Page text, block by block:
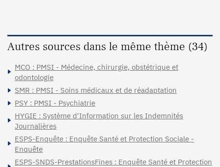
Autres sources dans le même thème (34)
MCO : PMSI - Médecine, chirurgie, obstétrique et
odontologie
SMR : PMSI - Soins médicaux et de réadaptation
PSY : PMSI - Psychiatrie
HYGIE : Système d'Information sur les Indemnités
Journalières
ESPS-Enquête : Enquête Santé et Protection Sociale -
Enquête
ESPS-SNDS-PrestationsFines : Enquête Santé et Protection